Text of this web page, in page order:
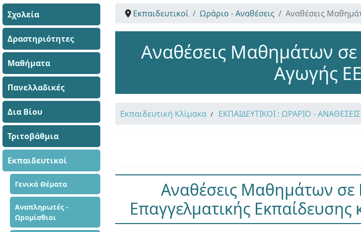
Σχολεία
Δραστηριότητες
Μαθήματα
Πανελλαδικές
Δια Βίου
Τριτοβάθμια
Εκπαιδευτικοί
Γενικά Θέματα
Αναπληρωτές -
Ωρομίσθιοι
Εκπαιδευτικοί Ωράριο - Αναθέσεις Αναθέσεις
Αναθέσεις Μαθημάτων σε
Αγωγής
Εκπαιδευτική Κλίμακα ΕΚΠΑΙΔΕΥΤΙΚΟΙ : ΩΡΑΡΙΟ -
Αναθέσεις Μαθημάτων σε
Επαγγελματικής Εκπαίδευσης